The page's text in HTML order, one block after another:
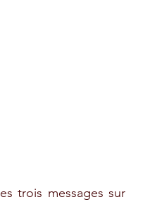
trois messages sur